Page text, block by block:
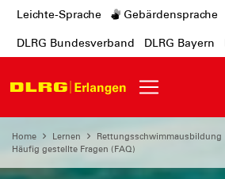
Leichte-Sprache Gebärdensprache
DLRG Bundesverband DLRG Bayern
Home Lernen
Rettungsschwimmausbildung
Häufig gestellte Fragen (FAQ)